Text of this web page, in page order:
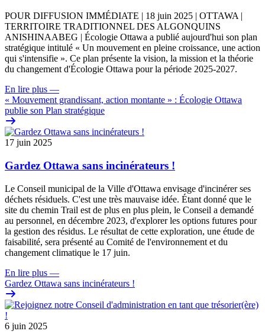
POUR DIFFUSION IMMÉDIATE | 18 juin 2025 | OTTAWA |
TERRITOIRE TRADITIONNEL DES ALGONQUINS
ANISHINAABEG | Écologie Ottawa a publié aujourd'hui son plan
stratégique intitulé « Un mouvement en pleine croissance, une action
qui s'intensifie ». Ce plan présente la vision, la mission et la théorie
du changement d'Écologie Ottawa pour la période 2025-2027.
En lire plus —
« Mouvement grandissant, action montante » : Écologie Ottawa
publie son Plan stratégique
17 juin 2025
Gardez Ottawa sans incinérateurs !
Le Conseil municipal de la Ville d'Ottawa envisage d'incinérer ses
déchets résiduels. C'est une très mauvaise idée. Étant donné que le
site du chemin Trail est de plus en plus plein, le Conseil a demandé
au personnel, en décembre 2023, d'explorer les options futures pour
la gestion des résidus. Le résultat de cette exploration, une étude de
faisabilité, sera présenté au Comité de l'environnement et du
changement climatique le 17 juin.
En lire plus —
Gardez Ottawa sans incinérateurs !
6 juin 2025